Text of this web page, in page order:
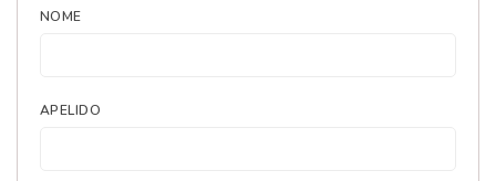
MEDIA
NOME
APELIDO